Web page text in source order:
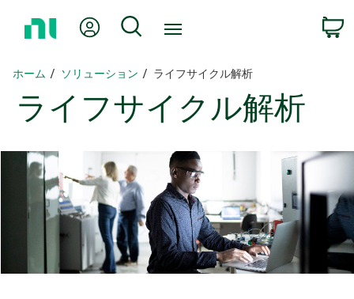
ペ
ジ
Myアカウント
検索
ホーム ソリューション ライフサイクル解析
ライフサイクル解析